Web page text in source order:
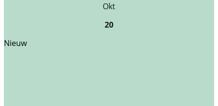
Okt
20
Nieuw